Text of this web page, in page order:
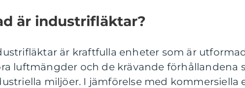
är industrifläktar?
är kraftfulla enheter som är
luftmängder och de krävande förhållandena
miljöer. I jämförelse med kommersiella